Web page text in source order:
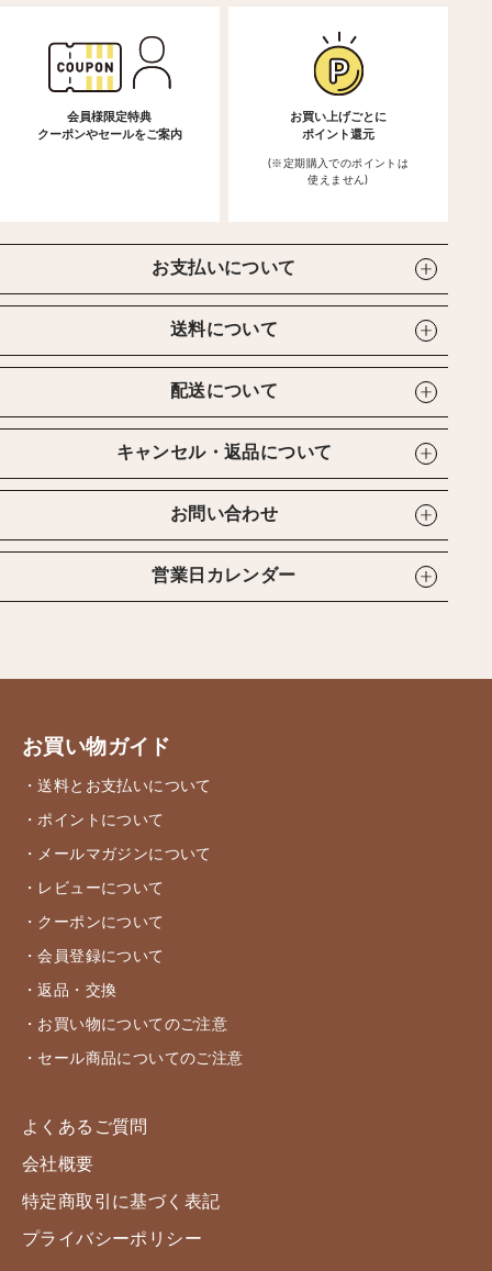
会員様限定特典
クーポンやセールをご案内
お買い上げごとに
ポイント還元
(※定期購入でのポイントは
使えません)
お支払いについて
送料について
配送について
キャンセル・返品について
お問い合わせ
営業日カレンダー
お買い物ガイド
・送料とお支払いについて
・ポイントについて
・メールマガジンについて
・レビューについて
・クーポンについて
・会員登録について
・返品・交換
・お買い物についてのご注意
・セール商品についてのご注意
よくあるご質問
会社概要
特定商取引に基づく表記
プライバシーポリシー